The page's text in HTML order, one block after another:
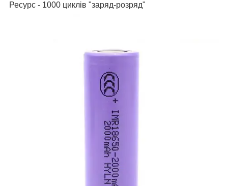
Ресурс - 1000 циклів "заряд-розряд"